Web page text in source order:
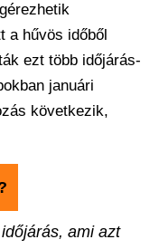
a hűvös időből
ezt több időjárás-
januári
következik,
ami azt